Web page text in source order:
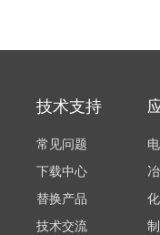
技术支持
常见问题
下载中心
替换产品
技术交流